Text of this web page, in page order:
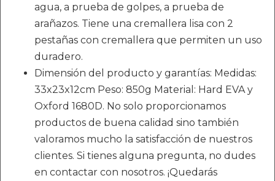
agua, a prueba de golpes, a prueba de
arañazos. Tiene una cremallera lisa con 2
pestañas con cremallera que permiten un uso
duradero.
Dimensión del producto y garantías: Medidas:
33x23x12cm Peso: 850g Material: Hard EVA y
Oxford 1680D. No solo proporcionamos
productos de buena calidad sino también
valoramos mucho la satisfacción de nuestros
clientes. Si tienes alguna pregunta, no dudes
en contactar con nosotros. ¡Quedarás